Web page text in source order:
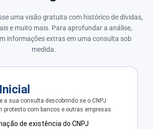
uma visão gratuita com histórico de dívidas,
e muito mais. Para aprofundar a análise,
informações extras em uma consulta sob
medida.
a sua consulta descobrindo se o CNPJ
protesto com bancos e outras empresas.
de existência do CNPJ